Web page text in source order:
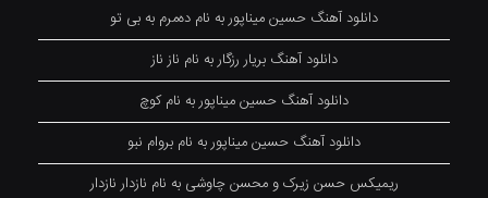
دانلود آهنگ حسین میناپور به نام دەمرم بە بی تو
دانلود آهنگ بریار رزگار به نام ناز ناز
دانلود آهنگ حسین میناپور به نام کوچ
دانلود آهنگ حسین میناپور به نام بروام نبو
ریمیکس حسن زیرک و محسن چاوشی به نام نازدار نازدار